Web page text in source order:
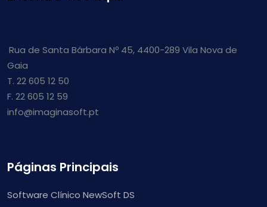
Rua de Santa Bárbara Nº 45, 4400-289 Vila Nova de
Gaia
T. 22 605 12 50
F. 22 605 12 59
info@imaginasoft.pt
Páginas Principais
Software Clínico NewSoft DS